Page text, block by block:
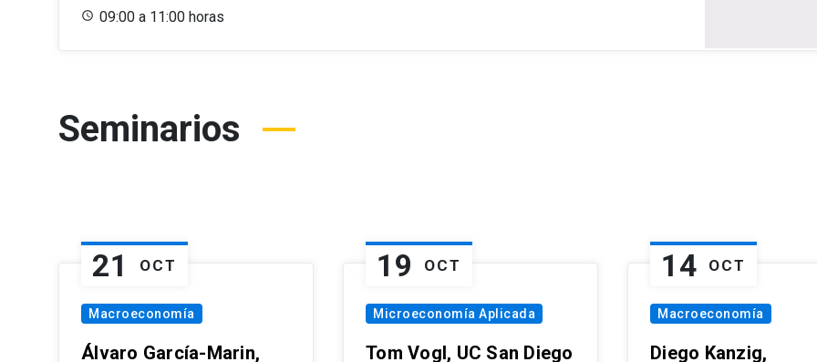
09:00 a 11:00 horas
Seminarios
21 OCT
Macroeconomía
Álvaro García-Marin,
19 OCT
Microeconomía Aplicada
Tom Vogl, UC San Diego
14 OCT
Macroeconomía
Diego Kanzig,